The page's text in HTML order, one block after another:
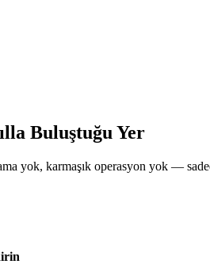
Buluştuğu Yer
yok, karmaşık operasyon yok —